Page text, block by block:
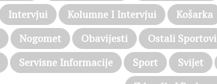
Intervjui Kolumne I Intervjui Košarka
Nogomet Obavijesti Ostali Sportovi
Servisne Informacije Sport Svijet